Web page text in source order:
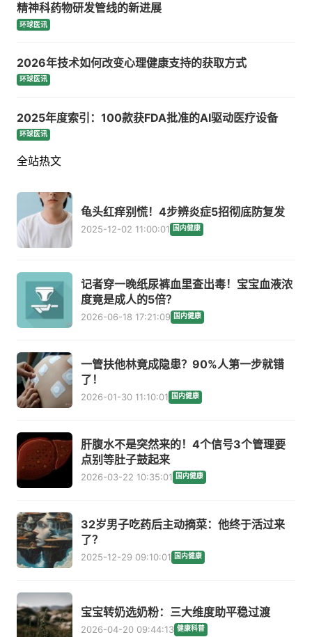
精神科药物研发管线的新进展
环球医讯
2026年技术如何改变心理健康支持的获取方式
环球医讯
2025年度索引：100款获FDA批准的AI驱动医疗设备
环球医讯
全站热文
龟头红痒别慌！4步辨炎症5招彻底防复发
2025-12-02 11:00:01 国内健康
记者穿一晚纸尿裤血里查出毒！宝宝血液浓
度竟是成人的5倍？
2026-06-18 17:21:09 国内健康
一管扶他林竟成隐患？90%人第一步就错
了！
2026-01-30 11:10:01 国内健康
肝腹水不是突然来的！4个信号3个管理要
点别等肚子鼓起来
2026-03-22 10:35:01 国内健康
32岁男子吃药后主动摘菜：他终于活过来
了？
2025-12-29 09:10:01 国内健康
宝宝转奶选奶粉：三大维度助平稳过渡
2026-04-20 09:44:13 健康科普